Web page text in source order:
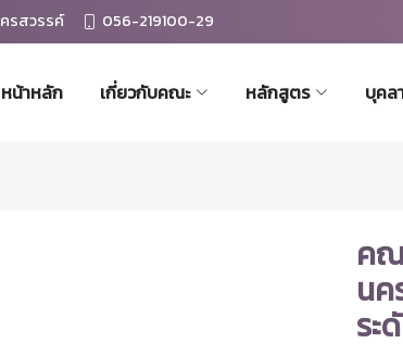
รสวรรค์ 056-219100-29
หน้าหลัก เกี่ยวกับคณะ หลักสูตร บุคล
คณ
นค
ระ